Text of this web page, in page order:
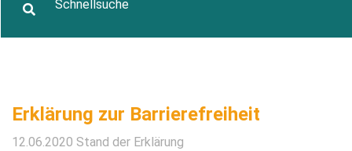
Erklärung zur Barrierefreiheit
12.06.2020 Stand der Erklärung